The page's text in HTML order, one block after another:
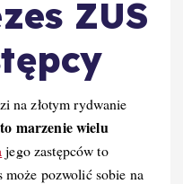
ZUS
na złotym rydwanie
marzenie wielu
jego zastępców to
może pozwolić sobie na